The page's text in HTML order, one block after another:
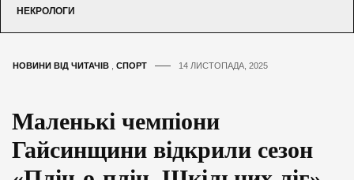
НЕКРОЛОГИ
НОВИНИ ВІД ЧИТАЧІВ СПОРТ 14 ЛИСТОПАДА, 2025
Маленькі чемпіони
Гайсинщини відкрили сезон